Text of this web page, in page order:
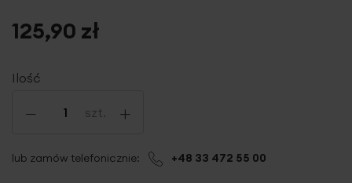
Ilość
- szt. +
125,90 zł
lub zamów telefonicznie: +48 33 472 55 00